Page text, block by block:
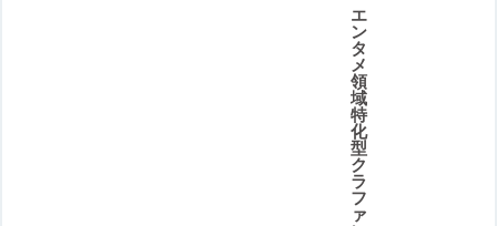
エ
ン
タ
メ
領
域
特
化
型
ク
ラ
フ
ァ